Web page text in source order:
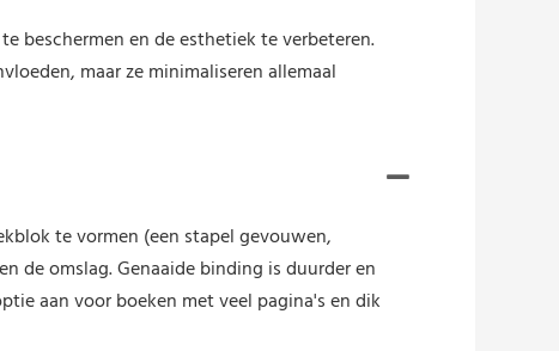
beschermen en de esthetiek te verbeteren.
maar ze minimaliseren allemaal
te vormen (een stapel gevouwen,
de omslag. Genaaide binding is duurder en
aan voor boeken met veel pagina's en dik